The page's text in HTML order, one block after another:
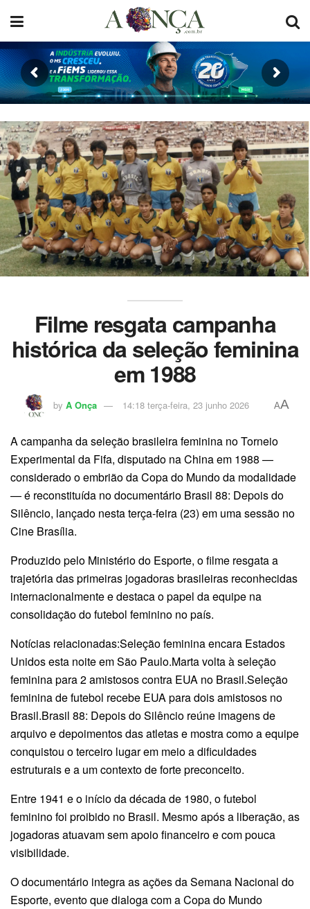
Filme resgata campanha
histórica da seleção feminina
em 1988
by A Onça 14:18 terça-feira, 23 junho 2026 AA
A campanha da seleção brasileira feminina no Torneio
Experimental da Fifa, disputado na China em 1988 —
considerado o embrião da Copa do Mundo da modalidade
— é reconstituída no documentário Brasil 88: Depois do
Silêncio, lançado nesta terça-feira (23) em uma sessão no
Cine Brasília.
Produzido pelo Ministério do Esporte, o filme resgata a
trajetória das primeiras jogadoras brasileiras reconhecidas
internacionalmente e destaca o papel da equipe na
consolidação do futebol feminino no país.
Notícias relacionadas:Seleção feminina encara Estados
Unidos esta noite em São Paulo.Marta volta à seleção
feminina para 2 amistosos contra EUA no Brasil.Seleção
feminina de futebol recebe EUA para dois amistosos no
Brasil.Brasil 88: Depois do Silêncio reúne imagens de
arquivo e depoimentos das atletas e mostra como a equipe
conquistou o terceiro lugar em meio a dificuldades
estruturais e a um contexto de forte preconceito.
Entre 1941 e o início da década de 1980, o futebol
feminino foi proibido no Brasil. Mesmo após a liberação, as
jogadoras atuavam sem apoio financeiro e com pouca
visibilidade.
O documentário integra as ações da Semana Nacional do
Esporte, evento que dialoga com a Copa do Mundo